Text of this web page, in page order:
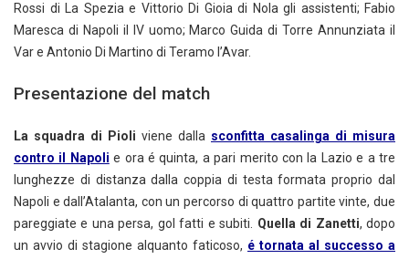
Rossi di La Spezia e Vittorio Di Gioia di Nola gli assistenti; Fabio
Maresca di Napoli il IV uomo; Marco Guida di Torre Annunziata il
Var e Antonio Di Martino di Teramo l’Avar.
Presentazione del match
La squadra di Pioli viene dalla sconfitta casalinga di misura
contro il Napoli e ora é quinta, a pari merito con la Lazio e a tre
lunghezze di distanza dalla coppia di testa formata proprio dal
Napoli e dall’Atalanta, con un percorso di quattro partite vinte, due
pareggiate e una persa, gol fatti e subiti. Quella di Zanetti, dopo
un avvio di stagione alquanto faticoso, é tornata al successo a